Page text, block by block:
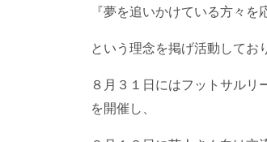
『夢を追いかけている方々
という理念を掲げ活動してお
８月３１日にはフットサル
を開催し、